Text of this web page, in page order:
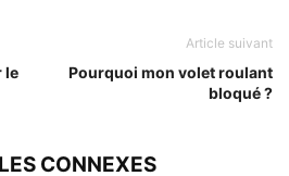
le
Article suivant
Pourquoi mon volet roulant
bloqué ?
CONNEXES